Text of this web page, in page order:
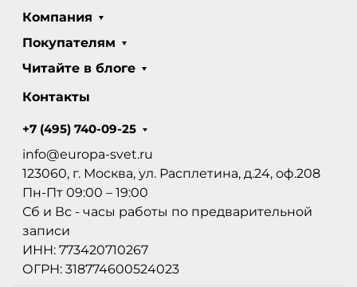
Компания
Покупателям
Читайте в блоге
Контакты
+7 (495) 740-09-25
info@europa-svet.ru
123060, г. Москва, ул. Расплетина, д.24, оф.208
Пн-Пт 09:00 – 19:00
Сб и Вс - часы работы по предварительной
записи
ИНН: 773420710267
ОГРН: 318774600524023